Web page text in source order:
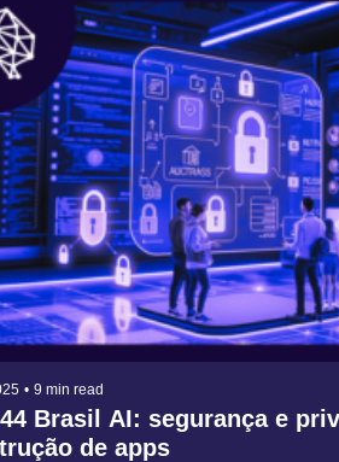
• 9 min read
Brasil AI: segurança e
de apps